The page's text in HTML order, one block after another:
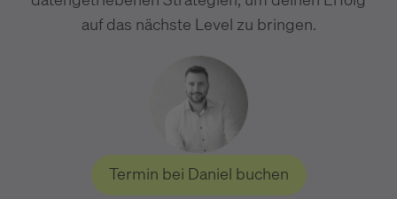
auf das nächste Level zu bringen.
Termin bei Daniel buchen